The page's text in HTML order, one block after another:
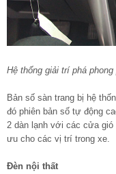
Hệ thống giải trí phá
Bản số sàn trang bị hệ
đó phiên bản số tự động
2 dàn lạnh với các cửa
ưu cho các vị trí trong xe.
Đèn nội thất